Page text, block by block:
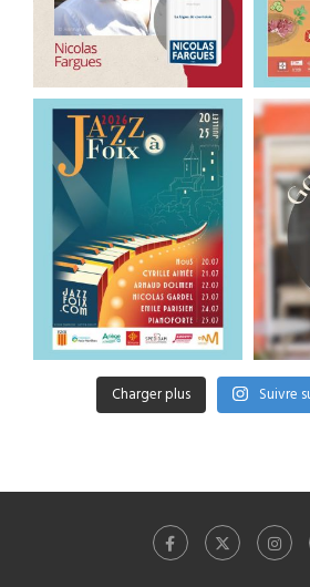
Charger plus Suivre